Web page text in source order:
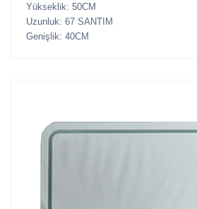
Yükseklik: 50CM
Uzunluk: 67 SANTIM
Genişlik: 40CM